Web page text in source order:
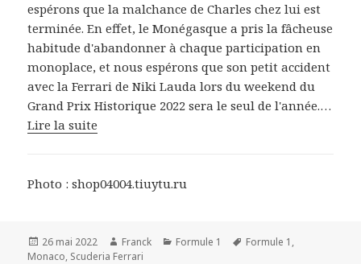
espérons que la malchance de Charles chez lui est
terminée. En effet, le Monégasque a pris la fâcheuse
habitude d'abandonner à chaque participation en
monoplace, et nous espérons que son petit accident
avec la Ferrari de Niki Lauda lors du weekend du
Grand Prix Historique 2022 sera le seul de l'année.…
Lire la suite
Photo : shop04004.tiuytu.ru
Publié
le
26 mai 2022 Auteur
Franck Catégories
Formule 1
Mots-
Formule 1 ,
Monaco, Scuderia Ferrari